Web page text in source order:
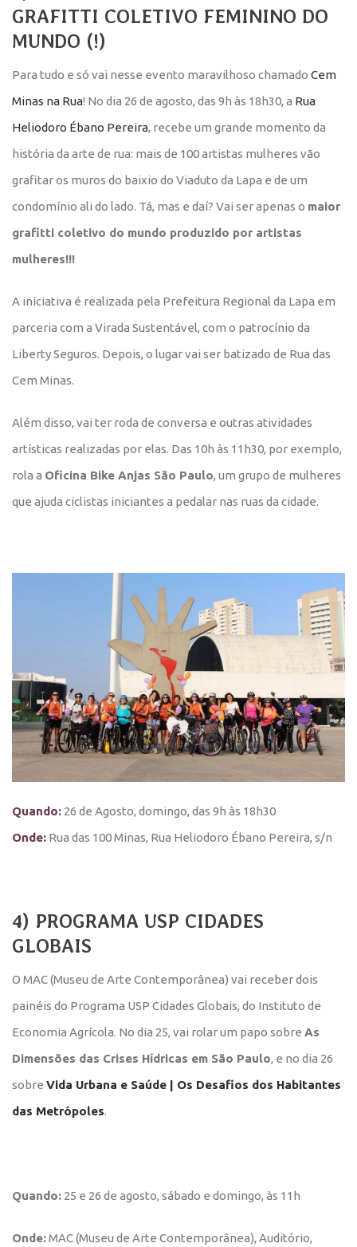
GRAFITTI COLETIVO FEMININO DO
MUNDO (!)
Para tudo e só vai nesse evento maravilhoso chamado Cem
Minas na Rua! No dia 26 de agosto, das 9h às 18h30, a Rua
Heliodoro Ébano Pereira, recebe um grande momento da
história da arte de rua: mais de 100 artistas mulheres vão
grafitar os muros do baixio do Viaduto da Lapa e de um
condomínio ali do lado. Tá, mas e daí? Vai ser apenas o maior
grafitti coletivo do mundo produzido por artistas
mulheres!!!
A iniciativa é realizada pela Prefeitura Regional da Lapa em
parceria com a Virada Sustentável, com o patrocínio da
Liberty Seguros. Depois, o lugar vai ser batizado de Rua das
Cem Minas.
Além disso, vai ter roda de conversa e outras atividades
artísticas realizadas por elas. Das 10h às 11h30, por exemplo,
rola a Oficina Bike Anjas São Paulo, um grupo de mulheres
que ajuda ciclistas iniciantes a pedalar nas ruas da cidade.
Quando: 26 de Agosto, domingo, das 9h às 18h30
Onde: Rua das 100 Minas, Rua Heliodoro Ébano Pereira, s/n
4) PROGRAMA USP CIDADES
GLOBAIS
O MAC (Museu de Arte Contemporânea) vai receber dois
painéis do Programa USP Cidades Globais, do Instituto de
Economia Agrícola. No dia 25, vai rolar um papo sobre As
Dimensões das Crises Hídricas em São Paulo, e no dia 26
sobre Vida Urbana e Saúde | Os Desafios dos Habitantes
das Metrópoles.
Quando: 25 e 26 de agosto, sábado e domingo, às 11h
Onde:MAC (Museu de Arte Contemporânea), Auditório,